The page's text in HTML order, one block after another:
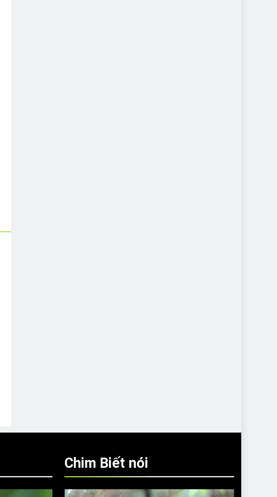
Chim Biết nói